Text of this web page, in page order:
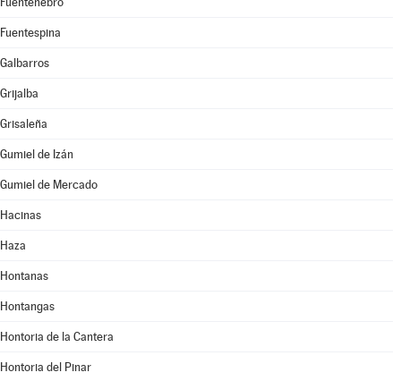
Fuentespina
Galbarros
Grijalba
Grisaleña
Gumiel de Izán
Gumiel de Mercado
Hacinas
Haza
Hontanas
Hontangas
Hontoria de la Cantera
Hontoria del Pinar